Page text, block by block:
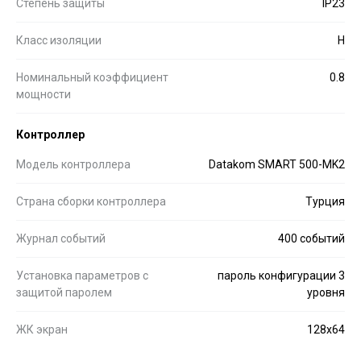
Степень защиты IP23
Класс изоляции H
Номинальный коэффициент
мощности
0.8
Контроллер
Модель контроллера Datakom SMART 500-MK2
Страна сборки контроллера Турция
Журнал событий 400 событий
Установка параметров с
защитой паролем
пароль конфигурации 3
уровня
ЖК экран 128x64